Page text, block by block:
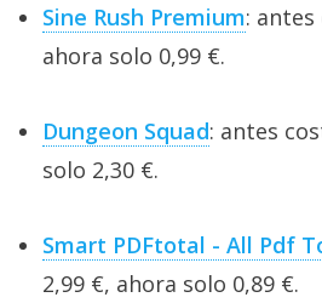
Sine Rush Premium: antes
ahora solo 0,99 €.
Dungeon Squad: antes
solo 2,30 €.
Smart PDFtotal - All Pdf
2,99 €, ahora solo 0,89 €.